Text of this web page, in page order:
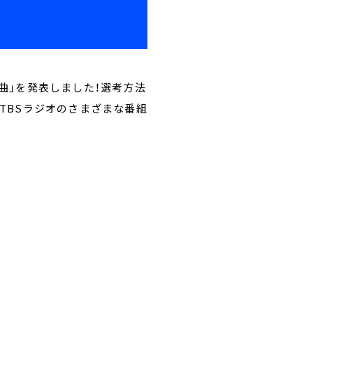
を発表しました！選考方法
ラジオのさまざまな番組